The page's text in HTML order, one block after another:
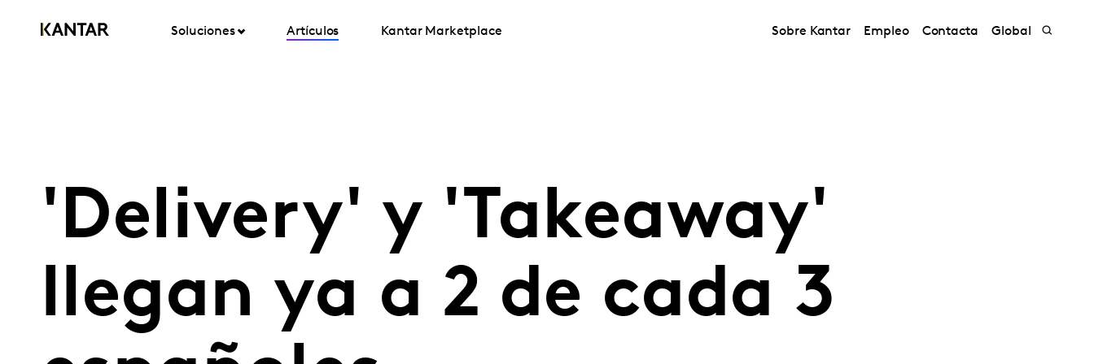
Soluciones Artículos Kantar Marketplace Sobre Kantar Empleo Contacta Global
'Delivery' y 'Takeaway'
llegan ya a 2 de cada 3